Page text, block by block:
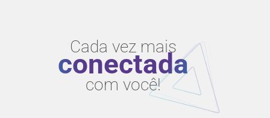
Cada vez mais
conectada
com você!